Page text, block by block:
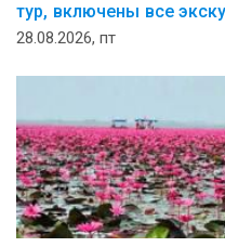
тур, включены все
28.08.2026, пт